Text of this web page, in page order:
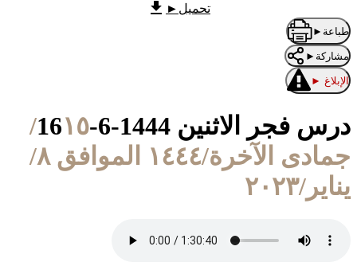
تحميل ►
طباعة ►
مشاركة ►
الإبلاغ ►
درس فجر الاثنين 1444-6-16
١٥/
جمادى الآخرة/١٤٤٤ الموافق ٨/
يناير/٢٠٢٣